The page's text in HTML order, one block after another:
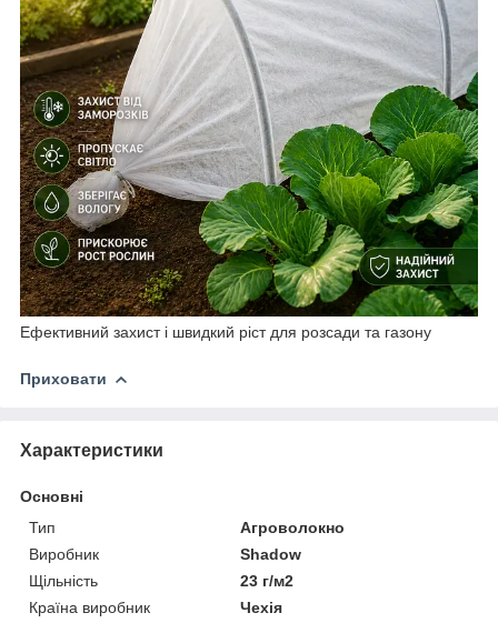
Ефективний захист і швидкий ріст для розсади та газону
Приховати
Характеристики
Основні
Тип
Агроволокно
Виробник
Shadow
Щільність
23 г/м2
Країна виробник
Чехія